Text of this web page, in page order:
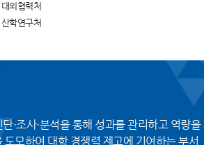
대외협력처
산학연구처
·조사·분석을 통해 성과를 관리하고 역량
모하여 대학 경쟁력 제고에 기여하는 부서